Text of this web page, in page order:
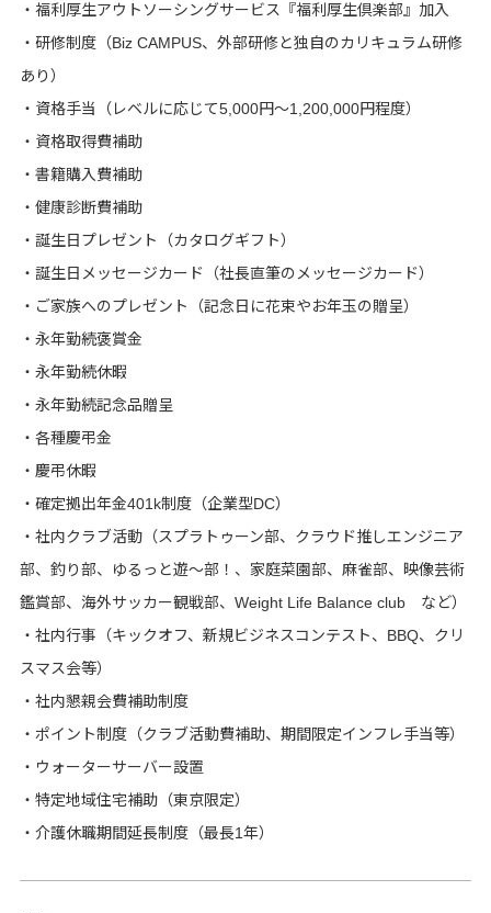
・福利厚生アウトソーシングサービス『福利厚生倶楽部』加入
・研修制度（Biz CAMPUS、外部研修と独自のカリキュラム研修
あり）
・資格手当（レベルに応じて5,000円～1,200,000円程度）
・資格取得費補助
・書籍購入費補助
・健康診断費補助
・誕生日プレゼント（カタログギフト）
・誕生日メッセージカード（社長直筆のメッセージカード）
・ご家族へのプレゼント（記念日に花束やお年玉の贈呈）
・永年勤続褒賞金
・永年勤続休暇
・永年勤続記念品贈呈
・各種慶弔金
・慶弔休暇
・確定拠出年金401k制度（企業型DC）
・社内クラブ活動（スプラトゥーン部、クラウド推しエンジニア
部、釣り部、ゆるっと遊～部！、家庭菜園部、麻雀部、映像芸術
鑑賞部、海外サッカー観戦部、Weight Life Balance club など）
・社内行事（キックオフ、新規ビジネスコンテスト、BBQ、クリ
スマス会等）
・社内懇親会費補助制度
・ポイント制度（クラブ活動費補助、期間限定インフレ手当等）
・ウォーターサーバー設置
・特定地域住宅補助（東京限定）
・介護休職期間延長制度（最長1年）